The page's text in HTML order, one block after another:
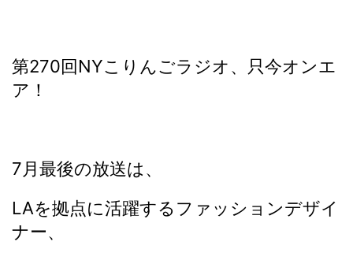
第270回NYこりんごラジオ、只今オンエ
ア！
7月最後の放送は、
LAを拠点に活躍するファッションデザイ
ナー、